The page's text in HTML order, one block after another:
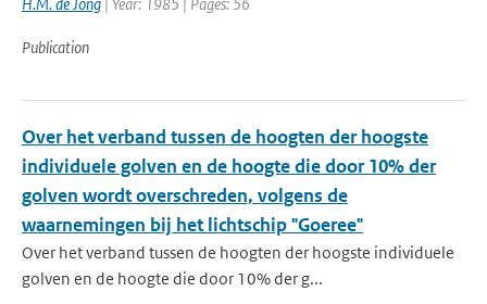
Publication
Over het verband tussen de hoogten der hoogste
individuele golven en de hoogte die door 10% der
golven wordt overschreden, volgens de
waarnemingen bij het lichtschip "Goeree"
Over het verband tussen de hoogten der hoogste individuele
golven en de hoogte die door 10% der g...